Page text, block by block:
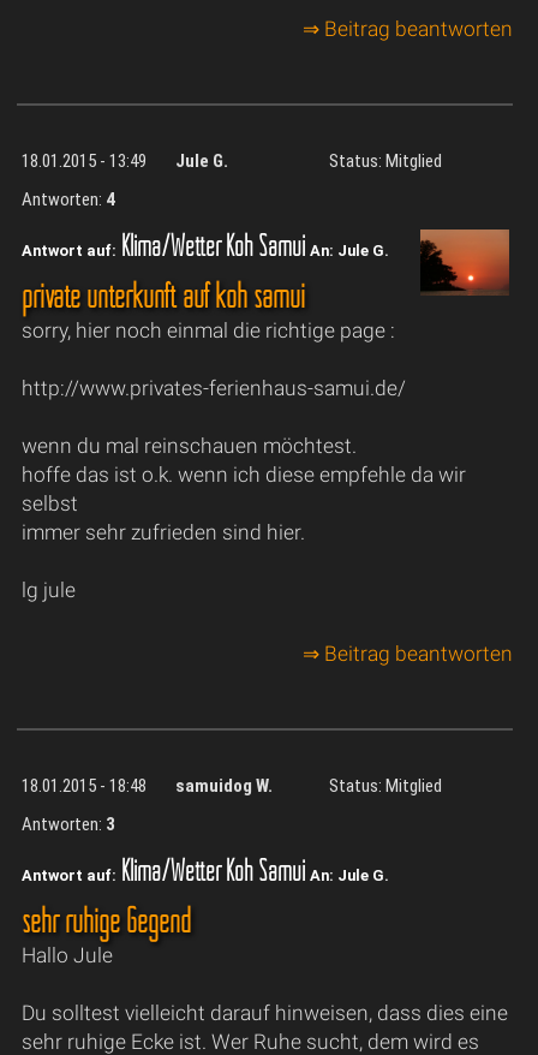
⇒ Beitrag beantworten
18.01.2015 - 13:49 Jule G.
Status: Mitglied
Antworten: 4
Antwort auf: Klima/Wetter Koh Samui An: Jule G.
private unterkunft auf koh samui
sorry, hier noch einmal die richtige page :
http://www.privates-ferienhaus-samui.de/
wenn du mal reinschauen möchtest.
hoffe das ist o.k. wenn ich diese empfehle da wir
selbst
immer sehr zufrieden sind hier.
lg jule
⇒ Beitrag beantworten
18.01.2015 - 18:48 samuidog W.
Status: Mitglied
Antworten: 3
Antwort auf: Klima/Wetter Koh Samui An: Jule G.
sehr ruhige Gegend
Hallo Jule
Du solltest vielleicht darauf hinweisen, dass dies eine
sehr ruhige Ecke ist. Wer Ruhe sucht, dem wird es